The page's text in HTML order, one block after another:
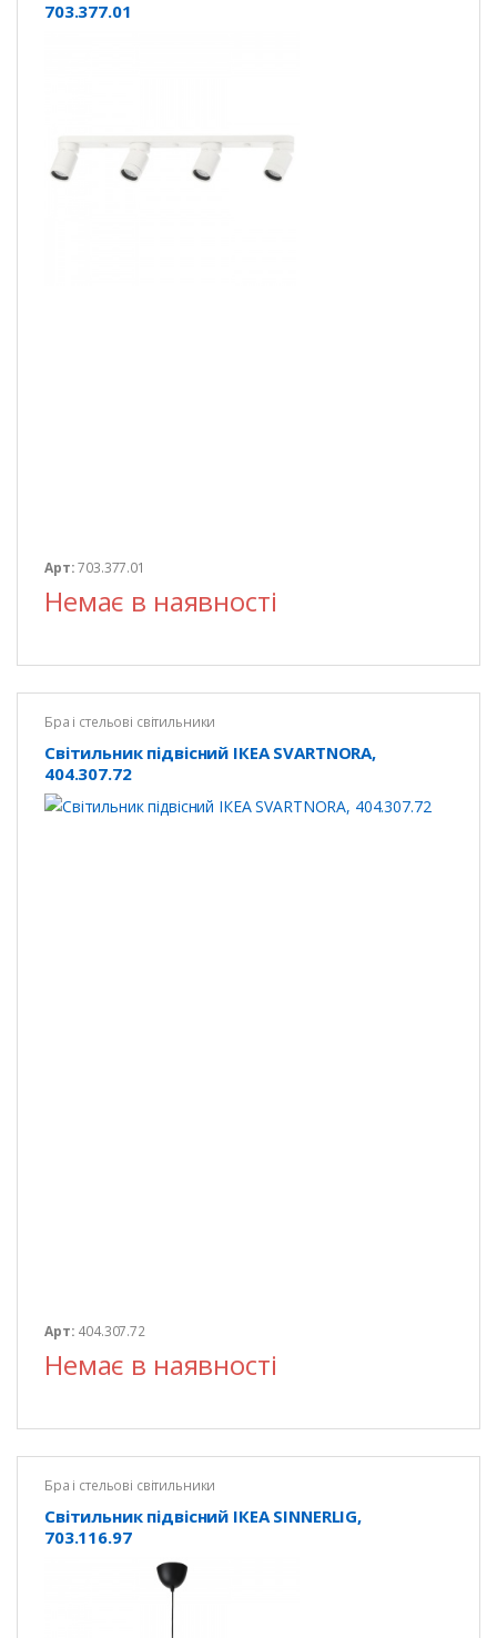
703.377.01
Арт:703.377.01
Немає в наявності
Бра і стельові світильники
Світильник підвісний ІКЕА SVARTNORA,
404.307.72
Арт: 404.307.72
Немає в наявності
Бра і стельові світильники
Світильник підвісний ІКЕА SINNERLIG,
703.116.97